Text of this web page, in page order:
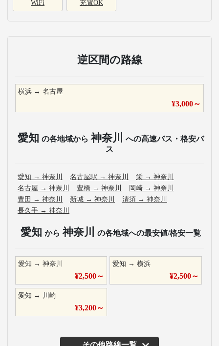
WiFi 充電OK
逆区間の路線
横浜 → 名古屋
¥3,000～
愛知 の各地域から 神奈川
への高速バス・格安バ
ス
愛知 → 神奈川 名古屋駅 → 神奈川 栄 → 神奈川
名古屋 → 神奈川 豊橋 → 神奈川 岡崎 → 神奈川
豊田 → 神奈川 新城 → 神奈川 清須 → 神奈川
長久手 → 神奈川
愛知 から 神奈川 の各地域への最安値/格安一覧
愛知 → 神奈川
¥2,500～
愛知 →横浜
¥2,500～
愛知 → 川崎
¥3,200～